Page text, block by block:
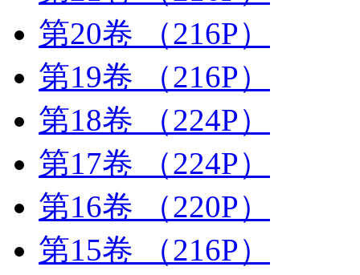
第20卷
（216P）
第19卷
（216P）
第18卷
（224P）
第17卷
（224P）
第16卷
（220P）
第15卷
（216P）